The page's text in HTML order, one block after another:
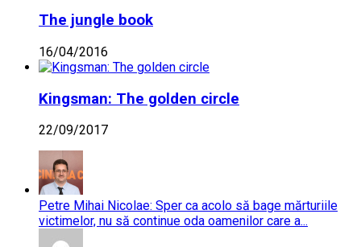
The jungle book
16/04/2016
Kingsman: The golden circle
22/09/2017
Petre Mihai Nicolae: Sper ca acolo să bage mărturiile
victimelor, nu să continue oda oamenilor care a...